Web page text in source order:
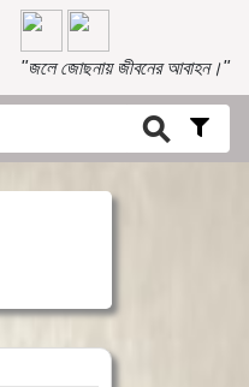
"জলে জোছনায় জীবনের আবাহন।"
⚲